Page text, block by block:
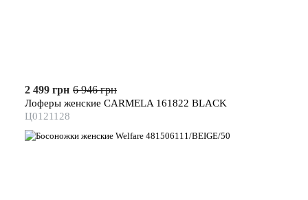
2 499 грн 6 946 грн
Лоферы женские CARMELA 161822 BLACK
Ц0121128